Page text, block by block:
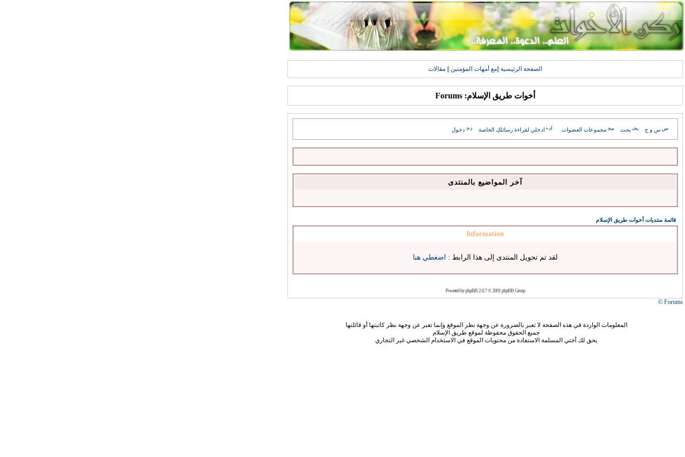
الصفحة الرئيسية مع أمهات المؤمنين مقالات
أخوات طريق الإسلام: Forums
س و ج بحث مجموعات العضوات ادخلي لقراءة رسائلكِ الخاصة دخول
آخر المواضيع بالمنتدى
قائمة منتديات أخوات طريق الإسلام
Information
لقد تم تحويل المنتدى إلى هذا الرابط : اضغطي هنا
Powered byphpBB2.0.7 © 2001 phpBB Group
Forums ©
المعلومات الواردة في هذه الصفحة لا تعبر بالضرورة عن وجهة نظر الموقع وإنما تعبر عن وجهة نظر كاتبتها أو قائلتها
جميع الحقوق محفوظة لموقع طريق الإسلام
يحق لك أختي المسلمة الاستفادة من محتويات الموقع في الاستخدام الشخصي غير التجاري